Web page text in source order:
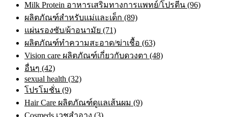
Milk Protein อาหารเสริมทางการแพทย์/โปรตีน (96)
ผลิตภัณฑ์สำหรับแม่และเด็ก (89)
แผ่นรองซับ/ผ้าอนามัย (71)
ผลิตภัณฑ์ทําความสะอาด/ฆ่าเชื้อ (63)
Vision care ผลิตภัณฑ์เกี่ยวกับดวงตา (48)
อื่นๆ (42)
sexual health (32)
โปรโมชั่น (9)
Hair Care ผลิตภัณฑ์ดูแลเส้นผม (9)
Cosmeds เวชสําอาง (3)